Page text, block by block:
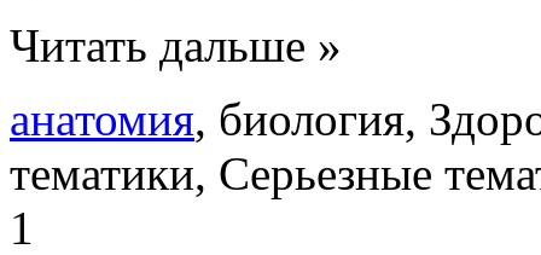
Читать дальше »
анатомия, биология,
тематики, Серьезные
1